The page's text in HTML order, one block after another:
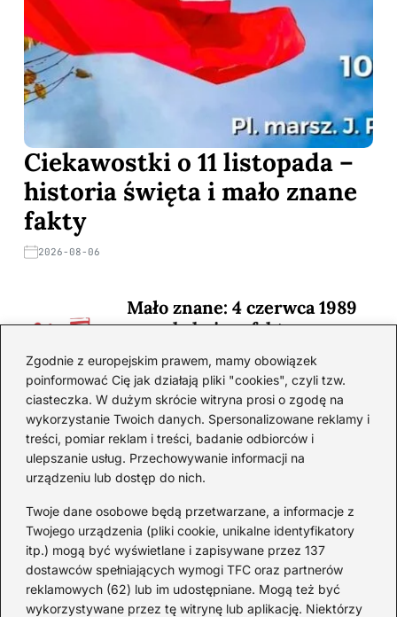
Zgodnie z europejskim prawem, mamy obowiązek
poinformować Cię jak działają pliki "cookies", czyli tzw.
ciasteczka. W dużym skrócie witryna prosi o zgodę na
wykorzystanie Twoich danych. Spersonalizowane reklamy i
treści, pomiar reklam i treści, badanie odbiorców i
ulepszanie usług. Przechowywanie informacji na
urządzeniu lub dostęp do nich.
Twoje dane osobowe będą przetwarzane, a informacje z
Twojego urządzenia (pliki cookie, unikalne identyfikatory
itp.) mogą być wyświetlane i zapisywane przez 137
dostawców spełniających wymogi TFC oraz partnerów
reklamowych (62) lub im udostępniane. Mogą też być
wykorzystywane przez tę witrynę lub aplikację. Niektórzy
Ciekawostki o 11 listopada –
historia święta i mało znane
fakty
2026-08-06
Mało znane: 4 czerwca 1989
— zaskakujące fakty
2026-08-03
Ciekawostki o 1. wojnie
światowej — mało znane
fakty i historie
2026-08-02
Zaskakujące ciekawostki o
Krzysztofie Kolumbie
2026-07-20
Mało znane ciekawostki o
Wisławie Szymborskiej